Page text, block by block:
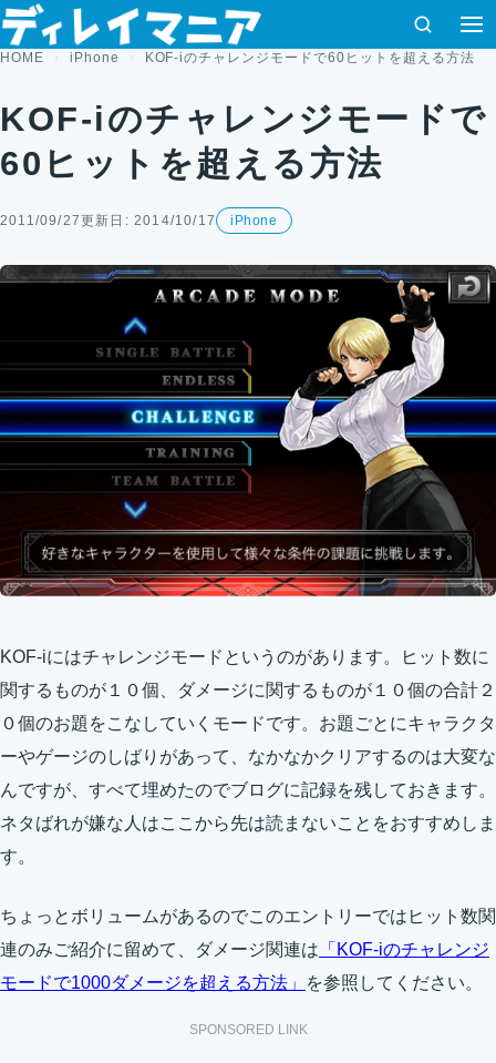
コンテンツへスキップ
検索
HOME iPhone KOF-iのチャレンジモードで60ヒットを超える方法
KOF-iのチャレンジモードで
60ヒットを超える方法
2011/09/27更新日: 2014/10/17 iPhone
KOF-iにはチャレンジモードというのがあります。ヒット数に
関するものが１０個、ダメージに関するものが１０個の合計２
０個のお題をこなしていくモードです。お題ごとにキャラクタ
ーやゲージのしばりがあって、なかなかクリアするのは大変な
んですが、すべて埋めたのでブログに記録を残しておきます。
ネタばれが嫌な人はここから先は読まないことをおすすめしま
す。
ちょっとボリュームがあるのでこのエントリーではヒット数関
連のみご紹介に留めて、ダメージ関連は 「KOF-iのチャレンジ
モードで1000ダメージを超える方法」
を参照してください。
SPONSORED LINK